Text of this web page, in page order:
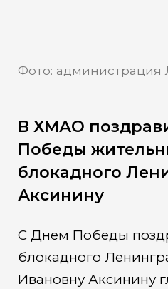
Фото: администрация
В ХМАО
Победы
блокадного
Аксинину
С Днем Победы
блокадного
Ивановну Аксинину